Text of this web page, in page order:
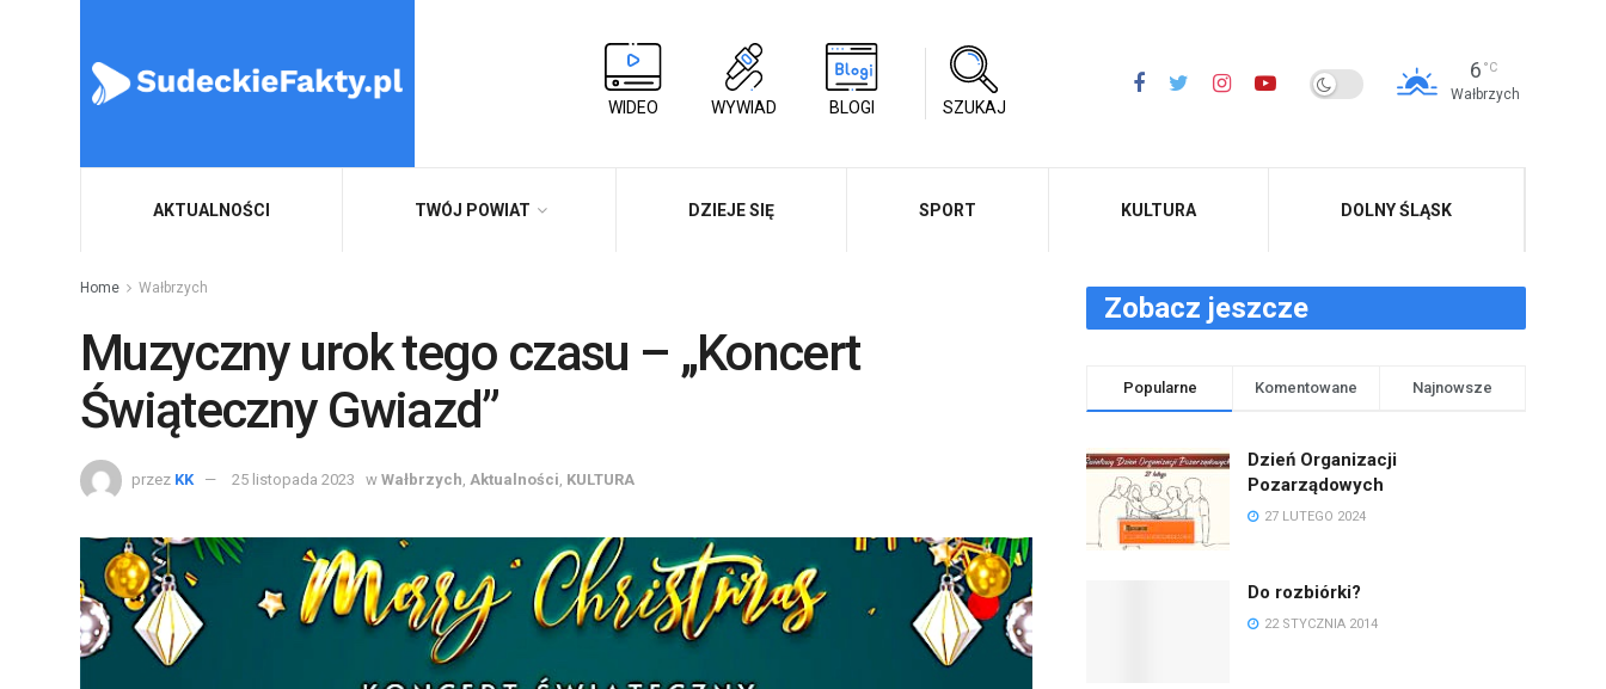
WIDEO WYWIAD BLOGI SZUKAJ
6 °C
Wałbrzych
AKTUALNOŚCI TWÓJ POWIAT DZIEJE SIĘ SPORT KULTURA DOLNY ŚLĄSK
Home Wałbrzych
Muzyczny urok tego czasu – „Koncert
Świąteczny Gwiazd”
przez KK 25 listopada 2023 w Wałbrzych Aktualności KULTURA
Zobacz jeszcze
Popularne Komentowane Najnowsze
Dzień Organizacji
Pozarządowych
27 LUTEGO 2024
Do rozbiórki?
22 STYCZNIA 2014